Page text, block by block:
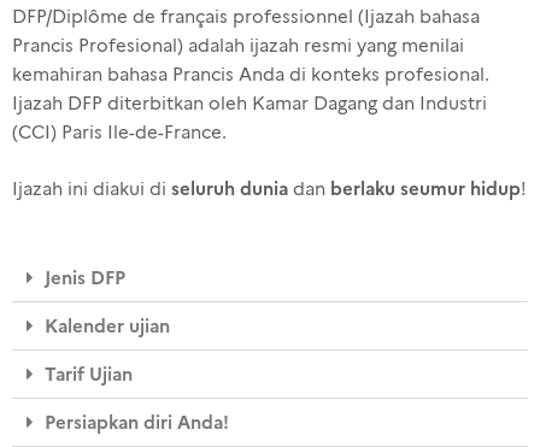
DFP/Diplôme de français professionnel (Ijazah bahasa
Prancis Profesional) adalah ijazah resmi yang menilai
kemahiran bahasa Prancis Anda di konteks profesional.
Ijazah DFP diterbitkan oleh Kamar Dagang dan Industri
(CCI) Paris Ile-de-France.
Ijazah ini diakui di seluruh dunia dan berlaku seumur hidup!
Jenis DFP
Kalender ujian
Tarif Ujian
Persiapkan diri Anda!